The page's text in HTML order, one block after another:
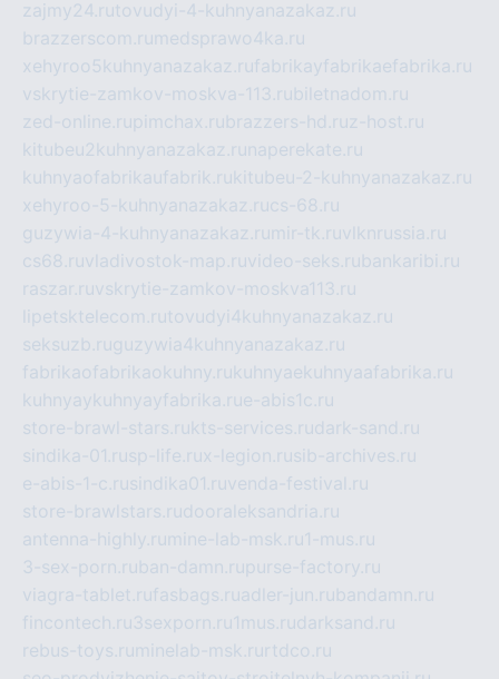
zajmy24.rutovudyi-4-kuhnyanazakaz.ru
brazzerscom.ru medsprawo4ka.ru
xehyroo5kuhnyanazakaz.rufabrikayfabrikaefabrika.ru
vskrytie-zamkov-moskva-113.rubiletnadom.ru
zed-online.rupimchax.rubrazzers-hd.ruz-host.ru
kitubeu2kuhnyanazakaz.ru naperekate.ru
kuhnyaofabrikaufabrik.rukitubeu-2-kuhnyanazakaz.ru
xehyroo-5-kuhnyanazakaz.rucs-68.ru
guzywia-4-kuhnyanazakaz.ru mir-tk.ruvlknrussia.ru
cs68.ruvladivostok-map.ruvideo-seks.rubankaribi.ru
raszar.ruvskrytie-zamkov-moskva113.ru
lipetsktelecom.rutovudyi4kuhnyanazakaz.ru
seksuzb.ruguzywia4kuhnyanazakaz.ru
fabrikaofabrikaokuhny.rukuhnyaekuhnyaafabrika.ru
kuhnyaykuhnyayfabrika.rue-abis1c.ru
store-brawl-stars.rukts-services.rudark-sand.ru
sindika-01.rusp-life.rux-legion.rusib-archives.ru
e-abis-1-c.rusindika01.ruvenda-festival.ru
store-brawlstars.rudooraleksandria.ru
antenna-highly.ru mine-lab-msk.ru1-mus.ru
3-sex-porn.ruban-damn.rupurse-factory.ru
viagra-tablet.rufasbags.ruadler-jun.rubandamn.ru
fincontech.ru3sexporn.ru1mus.rudarksand.ru
rebus-toys.ru minelab-msk.ru rtdco.ru